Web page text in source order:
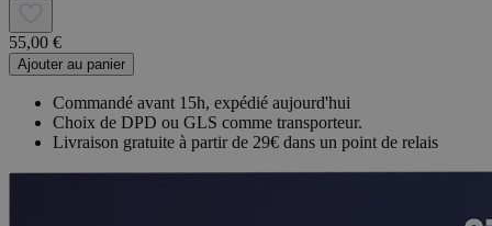
55,00 €
Ajouter au panier
Commandé avant 15h, expédié aujourd'hui
Choix de DPD ou GLS comme transporteur.
Livraison gratuite à partir de 29€ dans un point de relais